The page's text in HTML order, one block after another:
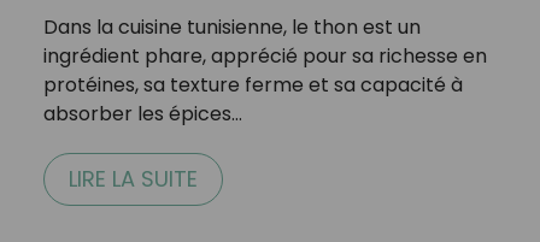
Dans la cuisine tunisienne, le thon est un
ingrédient phare, apprécié pour sa richesse en
protéines, sa texture ferme et sa capacité à
absorber les épices…
LIRE LA SUITE